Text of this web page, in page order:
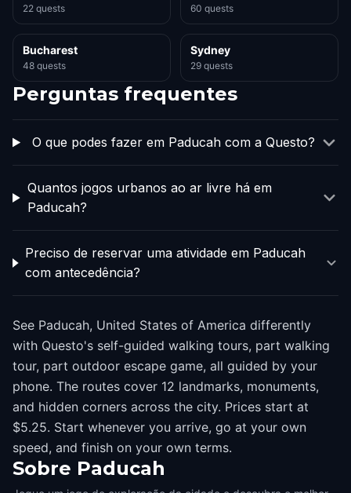
22 quests 60 quests
Bucharest
48 quests
Sydney
29 quests
Perguntas frequentes
O que podes fazer em Paducah com a Questo?
Quantos jogos urbanos ao ar livre há em
Paducah?
Preciso de reservar uma atividade em Paducah
com antecedência?
See Paducah, United States of America differently
with Questo's self-guided walking tours, part walking
tour, part outdoor escape game, all guided by your
phone. The routes cover 12 landmarks, monuments,
and hidden corners across the city. Prices start at
$5.25. Start whenever you arrive, go at your own
speed, and finish on your own terms.
Sobre Paducah